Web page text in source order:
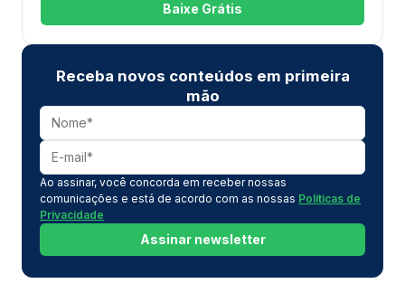
Baixe Grátis
Receba novos conteúdos em primeira
mão
Ao assinar, você concorda em receber nossas
comunicações e está de acordo com as nossas Políticas de
Privacidade
Assinar newsletter